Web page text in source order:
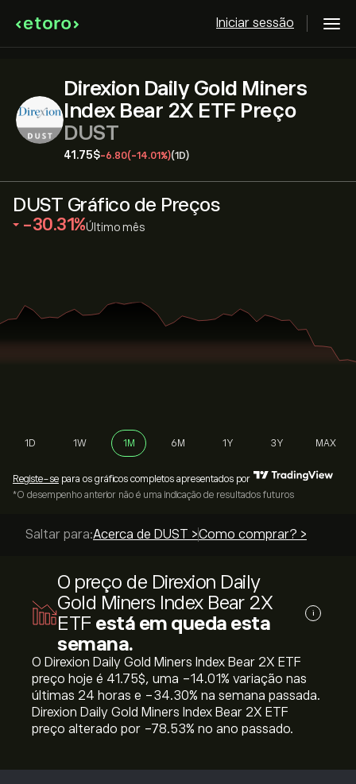
Iniciar sessão
Direxion Daily Gold Miners
Index Bear 2X ETF Preço
DUST
41.75‎$‎-6.80(-14.01%)(1D)
DUST Gráfico de Preços
‎-30.31‎ Último mês
1D 1W 1M 6M 1Y 3Y MAX
Registe-se para os gráficos completos apresentados por
*O desempenho anterior não é uma indicação de resultados futuros
Saltar para:Acerca de DUST >Como comprar? >
O preço de Direxion Daily
Gold Miners Index Bear 2X
ETF está em queda esta
semana.
i
O Direxion Daily Gold Miners Index Bear 2X ETF
preço hoje é 41.75‎$‎, uma ‎-14.01‎% variação nas
últimas 24 horas e ‎-34.30‎% na semana passada.
Direxion Daily Gold Miners Index Bear 2X ETF
preço alterado por ‎-78.53‎% no ano passado.